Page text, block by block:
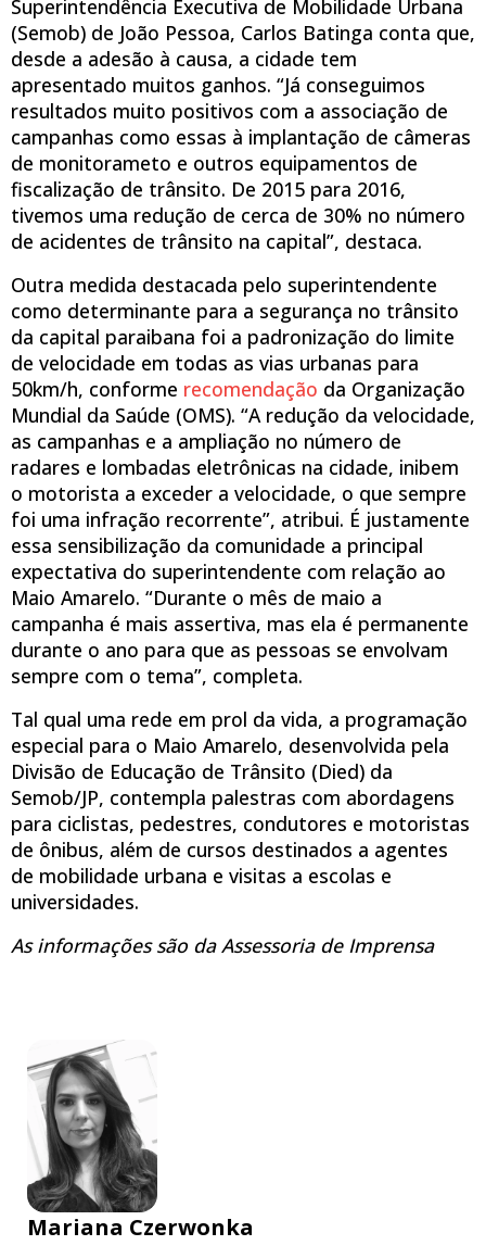
Superintendência Executiva de Mobilidade Urbana
(Semob) de João Pessoa, Carlos Batinga conta que,
desde a adesão à causa, a cidade tem
apresentado muitos ganhos. “Já conseguimos
resultados muito positivos com a associação de
campanhas como essas à implantação de câmeras
de monitorameto e outros equipamentos de
fiscalização de trânsito. De 2015 para 2016,
tivemos uma redução de cerca de 30% no número
de acidentes de trânsito na capital”, destaca.
Outra medida destacada pelo superintendente
como determinante para a segurança no trânsito
da capital paraibana foi a padronização do limite
de velocidade em todas as vias urbanas para
50km/h, conforme recomendação da Organização
Mundial da Saúde (OMS). “A redução da velocidade,
as campanhas e a ampliação no número de
radares e lombadas eletrônicas na cidade, inibem
o motorista a exceder a velocidade, o que sempre
foi uma infração recorrente”, atribui. É justamente
essa sensibilização da comunidade a principal
expectativa do superintendente com relação ao
Maio Amarelo. “Durante o mês de maio a
campanha é mais assertiva, mas ela é permanente
durante o ano para que as pessoas se envolvam
sempre com o tema”, completa.
Tal qual uma rede em prol da vida, a programação
especial para o Maio Amarelo, desenvolvida pela
Divisão de Educação de Trânsito (Died) da
Semob/JP, contempla palestras com abordagens
para ciclistas, pedestres, condutores e motoristas
de ônibus, além de cursos destinados a agentes
de mobilidade urbana e visitas a escolas e
universidades.
As informações são da Assessoria de Imprensa
Mariana Czerwonka